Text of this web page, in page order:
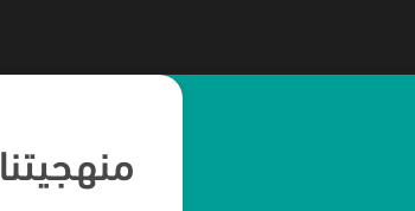
منهجيتنا